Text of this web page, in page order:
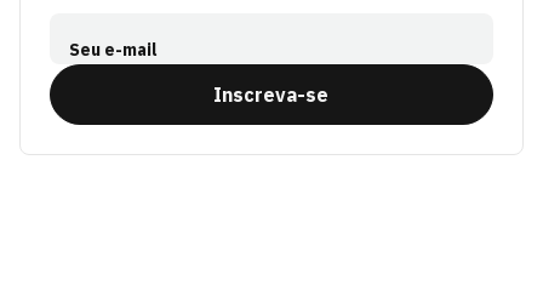
Seu e-mail
Inscreva-se